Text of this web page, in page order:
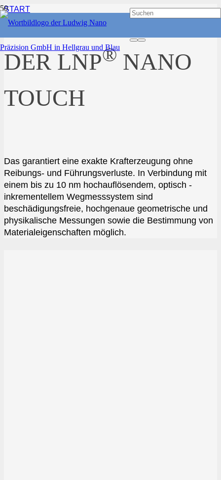
START
PRODUKTE
DER LNP® NANO
TOUCH
Das garantiert eine exakte Krafterzeugung ohne
Reibungs- und Führungsverluste. In Verbindung mit
einem bis zu 10 nm hochauflösendem, optisch -
inkrementellem Wegmesssystem sind
beschädigungsfreie, hochgenaue geometrische und
physikalische Messungen sowie die Bestimmung von
Materialeigenschaften möglich.